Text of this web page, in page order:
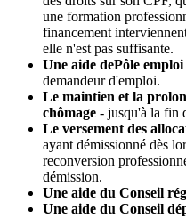
une formation
financement
elle n'est pas suffisante.
Une aide dePôle emploi
demandeur d'emploi.
Le maintien et la
chômage - jusqu'à la fin
Le versement des
ayant démissionné dès
reconversion
démission.
Une aide du Conseil
Une aide du Conseil